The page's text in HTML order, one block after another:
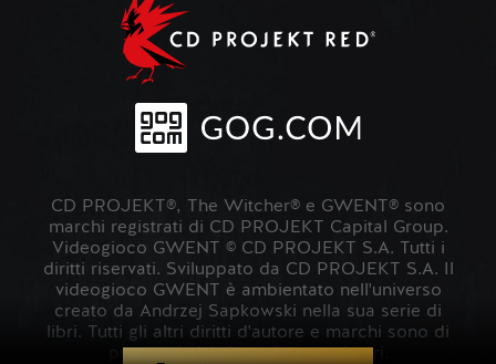
CD PROJEKT®, The Witcher® e GWENT® sono
marchi registrati di CD PROJEKT Capital Group.
Videogioco GWENT © CD PROJEKT S.A. Tutti i
diritti riservati. Sviluppato da CD PROJEKT S.A. Il
videogioco GWENT è ambientato nell'universo
creato da Andrzej Sapkowski nella sua serie di
libri. Tutti gli altri diritti d'autore e marchi sono di
proprietà dei rispettivi proprietari.